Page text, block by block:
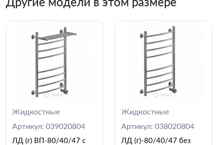
Жидкостные
Артикул: 039020804
ЛД (г) ВП-80/40/47 с
Жидкостные
Артикул: 038020804
ЛД (г)-80/40/47 без